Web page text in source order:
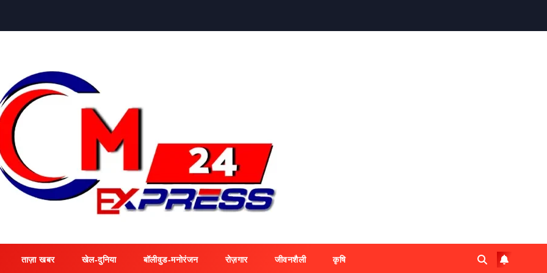
ताज़ा खबर खेल-दुनिया बॉलीवुड-मनोरंजन रोज़गार जीवनशैली कृषि